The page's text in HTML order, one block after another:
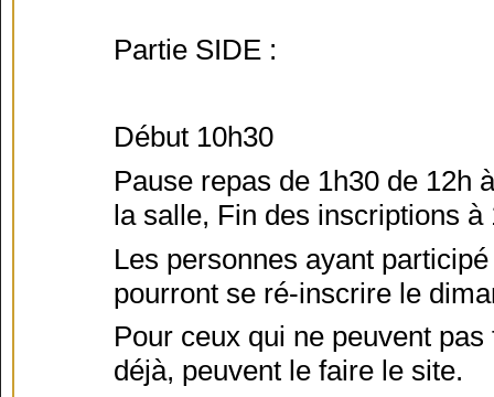
Partie SIDE :
Début 10h30
Pause repas de 1h30 de 12h
la salle, Fin des inscriptions à
Les personnes ayant
pourront se ré-inscrire le
Pour ceux qui ne peuvent
déjà, peuvent le faire le site.